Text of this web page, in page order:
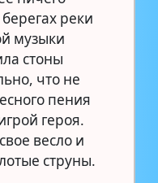
реки
музыки
стоны
что не
пения
героя.
весло и
струны.